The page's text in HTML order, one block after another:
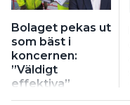
Bolaget pekas ut
som bäst i
koncernen:
”Väldigt
effektiva”